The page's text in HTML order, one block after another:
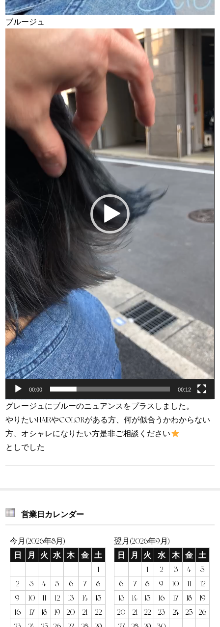
ブルージュ
プ
ー
00:00 00:12
グレージュにブルーのニュアンスをプラスしました。
やりたいHAIRやCOLORがある方、何が似合うかわからない
方、オシャレになりたい方是非ご相談ください
としでした
営業日カレンダー
今月(2026年8月)
日
月 火 水 木 金
土
1
2
3 4 5 6 7
8
9
10 11 12 13 14
15
16
17 18 19 20 21
22
翌月(2026年9月)
日
月 火 水 木 金
土
1
2 3 4
5
6
7 8 9 10 11
12
13
14 15 16 17 18
19
20
21 22 23 24 25
26